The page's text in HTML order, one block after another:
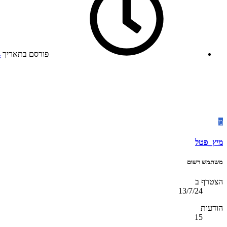
פורסם בתאריך
מ
מיץ_פטל
משתמש רשום
הצטרף ב
13/7/24
הודעות
15